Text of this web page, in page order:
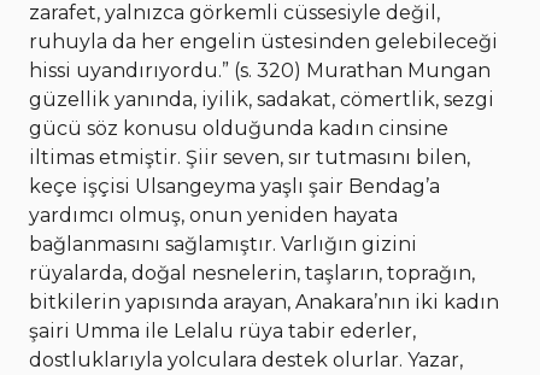
zarafet, yalnızca görkemli cüssesiyle değil,
ruhuyla da her engelin üstesinden gelebileceği
hissi uyandırıyordu.” (s. 320) Murathan Mungan
güzellik yanında, iyilik, sadakat, cömertlik, sezgi
gücü söz konusu olduğunda kadın cinsine
iltimas etmiştir. Şiir seven, sır tutmasını bilen,
keçe işçisi Ulsangeyma yaşlı şair Bendag’a
yardımcı olmuş, onun yeniden hayata
bağlanmasını sağlamıştır. Varlığın gizini
rüyalarda, doğal nesnelerin, taşların, toprağın,
bitkilerin yapısında arayan, Anakara’nın iki kadın
şairi Umma ile Lelalu rüya tabir ederler,
dostluklarıyla yolculara destek olurlar. Yazar,